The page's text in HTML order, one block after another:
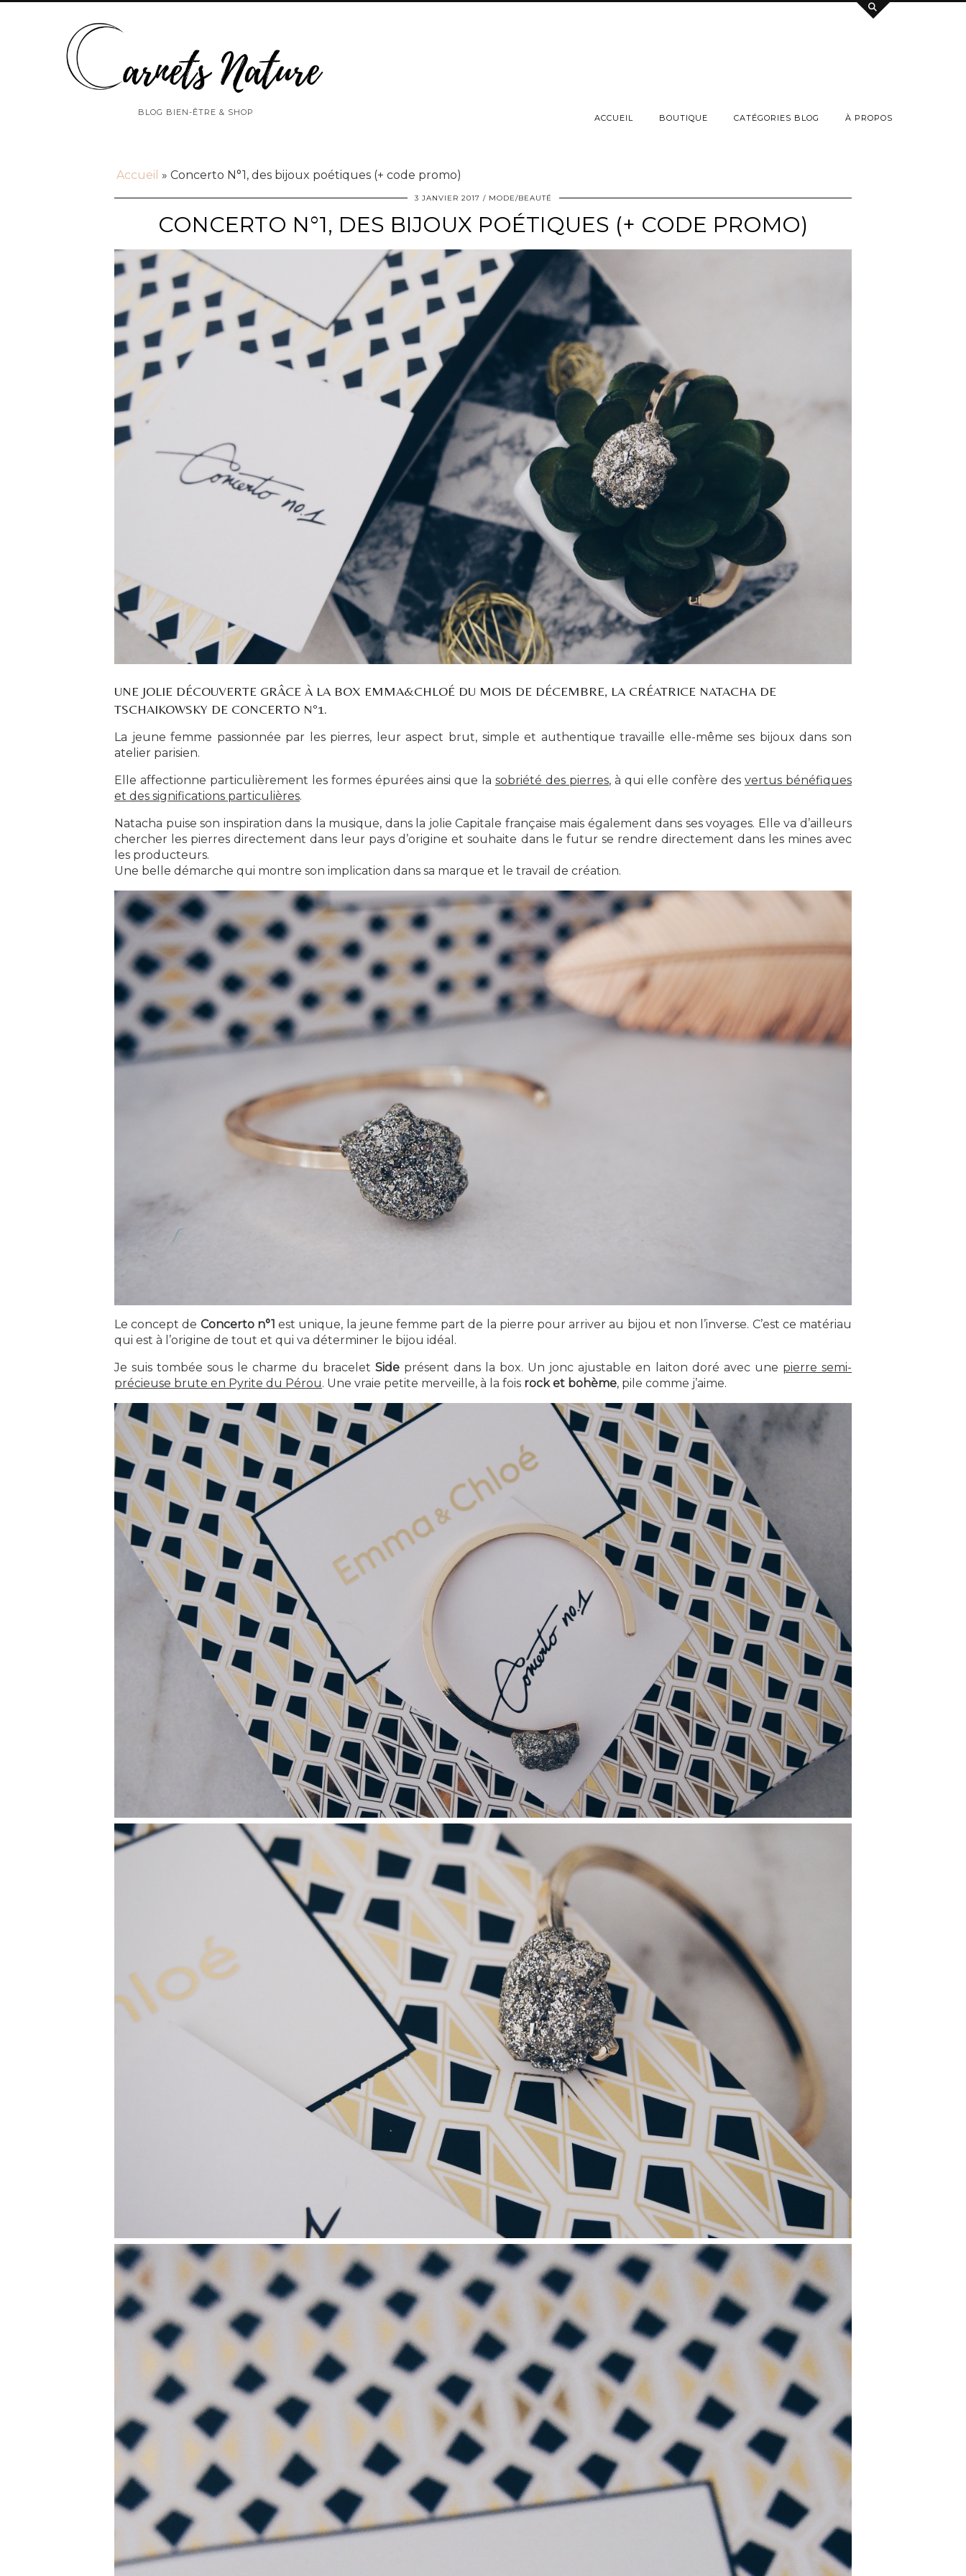
BLOG BIEN-ÊTRE & SHOP
ACCUEIL BOUTIQUE CATÉGORIES BLOG À PROPOS
Accueil » Concerto N°1, des bijoux poétiques (+ code promo)
3 JANVIER 2017 MODE/BEAUTÉ
CONCERTO N°1, DES BIJOUX POÉTIQUES (+ CODE PROMO)
UNE JOLIE DÉCOUVERTE GRÂCE À LA BOX EMMA&CHLOÉ DU MOIS DE DÉCEMBRE, LA CRÉATRICE NATACHA DE
TSCHAIKOWSKY DE CONCERTO N°1.
La jeune femme passionnée par les pierres, leur aspect brut, simple et authentique travaille elle-même ses bijoux dans son
atelier parisien.
Elle affectionne particulièrement les formes épurées ainsi que la sobriété des pierres, à qui elle confère des vertus bénéfiques
et des significations particulières.
Natacha puise son inspiration dans la musique, dans la jolie Capitale française mais également dans ses voyages. Elle va d’ailleurs
chercher les pierres directement dans leur pays d’origine et souhaite dans le futur se rendre directement dans les mines avec
les producteurs.
Une belle démarche qui montre son implication dans sa marque et le travail de création.
Le concept de Concerto n°1 est unique, la jeune femme part de la pierre pour arriver au bijou et non l’inverse. C’est ce matériau
qui est à l’origine de tout et qui va déterminer le bijou idéal.
Je suis tombée sous le charme du bracelet Sideprésent dans la box. Un jonc ajustable en laiton doré avec une pierre semi-
précieuse brute en Pyrite du Pérou. Une vraie petite merveille, à la fois rock et bohème, pile comme j’aime.